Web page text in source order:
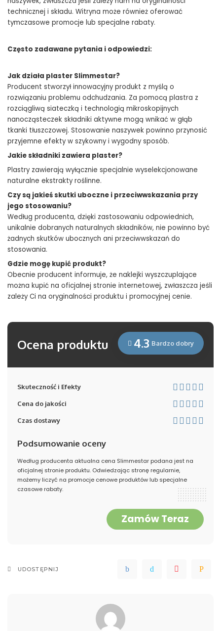
technicznej i składu. Witryna może również oferować
tymczasowe promocje lub specjalne rabaty.
Często zadawane pytania i odpowiedzi:
Jak działa plaster Slimmestar?
Producent stworzył innowacyjny produkt z myślą o
rozwiązaniu problemu odchudzania. Za pomocą plastra z
rozciągliwą siateczką i technologią mikroskopijnych
nanocząsteczek składniki aktywne mogą wnikać w głąb
tkanki tłuszczowej. Stosowanie naszywek powinno przynosić
przyjemne efekty w szykowny i wygodny sposób.
Jakie składniki zawiera plaster?
Plastry zawierają wyłącznie specjalnie wyselekcjonowane
naturalne ekstrakty roślinne.
Czy są jakieś skutki uboczne i przeciwwskazania przy
jego stosowaniu?
Według producenta, dzięki zastosowaniu odpowiednich,
unikalnie dobranych naturalnych składników, nie powinno być
żadnych skutków ubocznych ani przeciwwskazań do
stosowania.
Gdzie mogę kupić produkt?
Obecnie producent informuje, że naklejki wyszczuplające
można kupić na oficjalnej stronie internetowej, zwłaszcza jeśli
zależy Ci na oryginalności produktu i promocyjnej cenie.
Ocena produktu 4.3 Bardzo dobry
Skuteczność i Efekty
Cena do jakości
Czas dostawy
Podsumowanie oceny
Według producenta aktualna cena Slimmestar podana jest na
oficjalnej stronie produktu. Odwiedzając stronę regularnie,
możemy liczyć na promocje cenowe produktów lub specjalne
czasowe rabaty.
Zamów Teraz
UDOSTĘPNIJ